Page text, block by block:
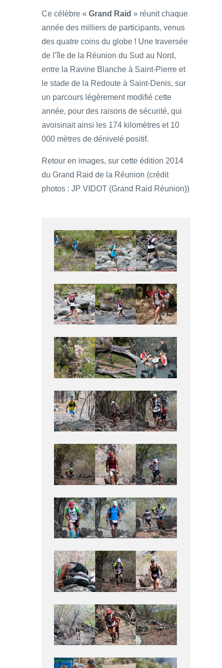
Ce célèbre « Grand Raid » réunit chaque
année des milliers de participants, venus
des quatre coins du globe ! Une traversée
de l’île de la Réunion du Sud au Nord,
entre la Ravine Blanche à Saint-Pierre et
le stade de la Redoute à Saint-Denis, sur
un parcours légèrement modifié cette
année, pour des raisons de sécurité, qui
avoisinait ainsi les 174 kilomètres et 10
000 mètres de dénivelé positif.
Retour en images, sur cette édition 2014
du Grand Raid de la Réunion (crédit
photos : JP VIDOT (Grand Raid Réunion))